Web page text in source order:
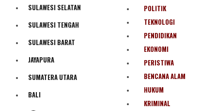
Olahraga
Bencana Alam
SULAWESI SELATAN
SULAWESI TENGAH
SULAWESI BARAT
JAYAPURA
SUMATERA UTARA
BALI
POLITIK
TEKNOLOGI
PENDIDIKAN
EKONOMI
PERISTIWA
BENCANA ALAM
HUKUM
KRIMINAL